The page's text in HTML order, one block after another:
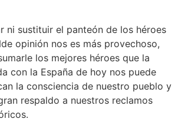
ni sustituir el panteón de los héroes
opinión nos es más provechoso,
los mejores héroes que la
con la España de hoy nos puede
la consciencia de nuestro pueblo y
respaldo a nuestros reclamos